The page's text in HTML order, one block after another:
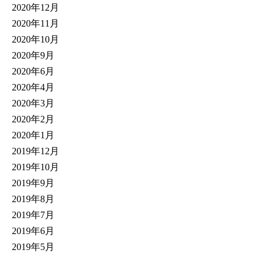
2020年12月
2020年11月
2020年10月
2020年9月
2020年6月
2020年4月
2020年3月
2020年2月
2020年1月
2019年12月
2019年10月
2019年9月
2019年8月
2019年7月
2019年6月
2019年5月